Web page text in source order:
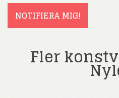
NOTIFIERA MIG!
Fler